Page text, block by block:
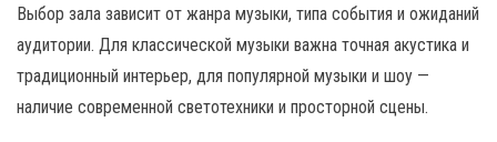
Выбор зала зависит от жанра музыки, типа события и ожиданий
аудитории. Для классической музыки важна точная акустика и
традиционный интерьер, для популярной музыки и шоу —
наличие современной светотехники и просторной сцены.